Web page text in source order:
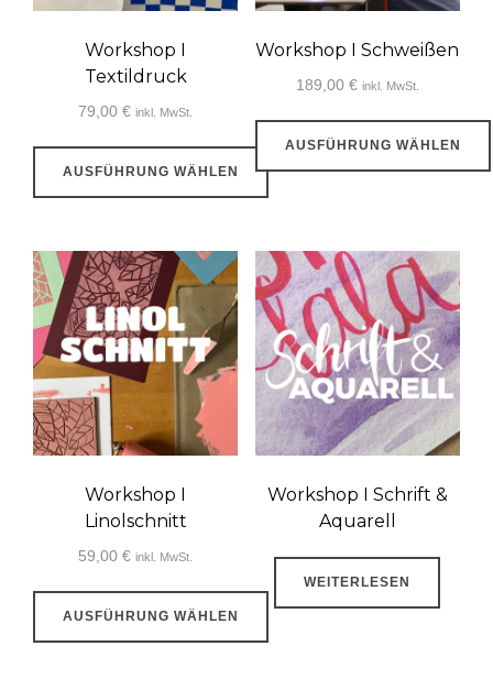
Workshop I
Textildruck
79,00€ inkl. MwSt.
AUSFÜHRUNG WÄHLEN
weist
mehrere
Varianten
auf.
Die
Optionen
können
auf
der
Produktseite
werden
Workshop I Schweißen
189,00 € inkl. MwSt.
AUSFÜHRUNG WÄHLEN
weist
mehrere
Varianten
auf.
Die
Optionen
können
der
Produktseite
gewählt
werden
Workshop I
Linolschnitt
59,00€ inkl. MwSt.
AUSFÜHRUNG WÄHLEN
Workshop I Schrift &
Aquarell
WEITERLESEN